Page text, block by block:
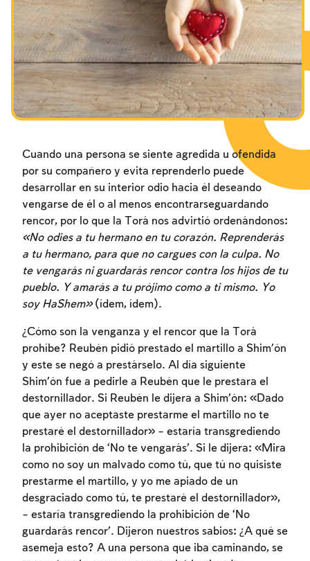
Los ayunos por la destrucción del Templo
Janucá
Purim
Cuando una persona se siente agredida u ofendida
por su compañero y evita reprenderlo puede
desarrollar en su interior odio hacia él deseando
vengarse de él o al menos encontrarseguardando
rencor, por lo que la Torá nos advirtió ordenándonos:
«No odies a tu hermano en tu corazón. Reprenderás
a tu hermano, para que no cargues con la culpa. No
te vengarás ni guardarás rencor contra los hijos de tu
pueblo. Y amarás a tu prójimo como a ti mismo. Yo
soy HaShem»(ídem, ídem).
¿Cómo son la venganza y el rencor que la Torá
prohíbe? Reubén pidió prestado el martillo a Shim’ón
y este se negó a prestárselo. Al día siguiente
Shim’ón fue a pedirle a Reubén que le prestara el
destornillador. Si Reubén le dijera a Shim’ón: «Dado
que ayer no aceptaste prestarme el martillo no te
prestaré el destornillador» – estaría transgrediendo
la prohibición de ‘No te vengarás’. Si le dijera: «Mira
como no soy un malvado como tú, que tú no quisiste
prestarme el martillo, y yo me apiado de un
desgraciado como tú, te prestaré el destornillador»,
– estaría transgrediendo la prohibición de ‘No
guardarás rencor’. Dijeron nuestros sabios: ¿A qué se
asemeja esto? A una persona que iba caminando, se